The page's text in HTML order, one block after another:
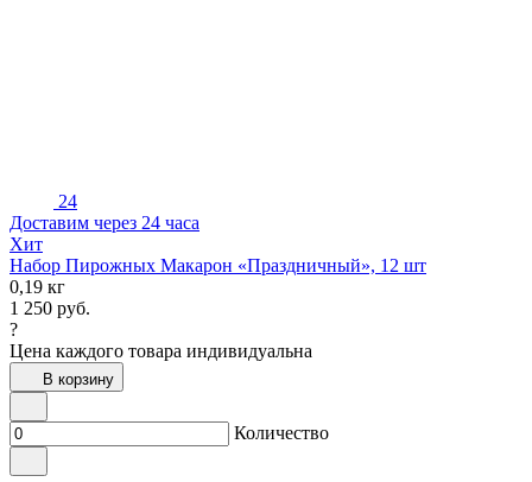
24
Доставим через 24 часа
Хит
Набор Пирожных Макарон «Праздничный», 12 шт
0,19 кг
1 250 руб.
?
Цена каждого товара индивидуальна
В корзину
Количество